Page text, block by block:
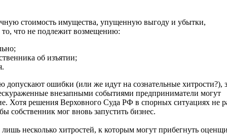
стоимость имущества, упущенную выгоду и убытки,
что не подлежит возмещению:
об изъятии;
ошибки (или же идут на сознательные хитрости?),
внезапными событиями предприниматели могут
Хотя решения Верховного Суда РФ в спорных ситуациях не
собственник мог вновь запустить бизнес.
несколько хитростей, к которым могут прибегнуть